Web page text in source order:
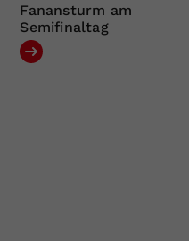
Fanansturm am
Semifinaltag